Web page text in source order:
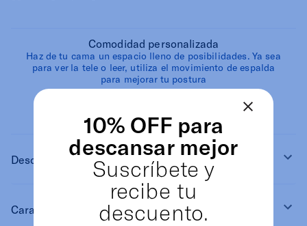
Comodidad personalizada
Haz de tu cama un espacio lleno de posibilidades. Ya sea
para ver la tele o leer, utiliza el movimiento de espalda
para mejorar tu postura
Combinación única de funcionalidad y estilo.
Descripción
Características
10% OFF para
descansar mejor
Suscríbete y
recibe tu
descuento.